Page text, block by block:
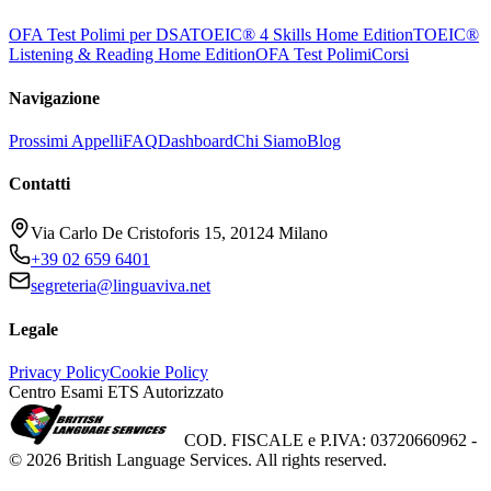
OFA Test Polimi per DSATOEIC® 4 Skills Home EditionTOEIC®
Listening & Reading Home EditionOFA Test PolimiCorsi
Navigazione
Prossimi AppelliFAQDashboardChi SiamoBlog
Contatti
Via Carlo De Cristoforis 15, 20124 Milano
+39 02 659 6401
segreteria@linguaviva.net
Legale
Privacy PolicyCookie Policy
Centro Esami ETS Autorizzato
COD. FISCALE e P.IVA: 03720660962 -
© 2026 British Language Services. All rights reserved.